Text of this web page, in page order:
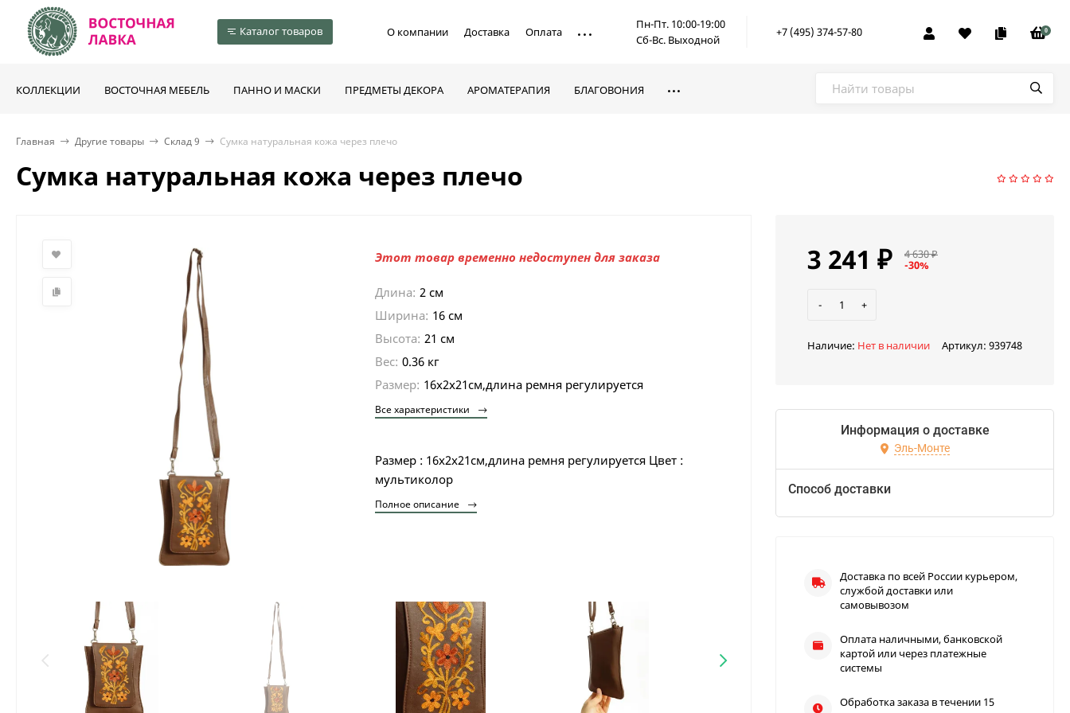
Каталог товаров О компании Доставка Оплата
Пн-Пт. 10:00-19:00
Сб-Вс. Выходной
+7 (495) 374-57-80 0
КОЛЛЕКЦИИ ВОСТОЧНАЯ МЕБЕЛЬ ПАННО И МАСКИ ПРЕДМЕТЫ ДЕКОРА АРОМАТЕРАПИЯ БЛАГОВОНИЯ
Главная Другие товары Склад 9 Сумка натуральная кожа через плечо
Сумка натуральная кожа через плечо
Этот товар временно недоступен для заказа
Длина: 2 см
Ширина: 16 см
Высота: 21 см
Вес: 0.36 кг
Размер: 16х2х21см,длина ремня регулируется
Все характеристики
Размер : 16х2х21см,длина ремня регулируется Цвет :
мультиколор
Полное описание
3 241 ₽ 4 630₽
-30%
- +
Наличие: Нет в наличии Артикул: 939748
Информация о доставке
Эль-Монте
Способ доставки
Доставка по всей России курьером,
службой доставки или
самовывозом
Оплата наличными, банковской
картой или через платежные
системы
Обработка заказа в течении 15